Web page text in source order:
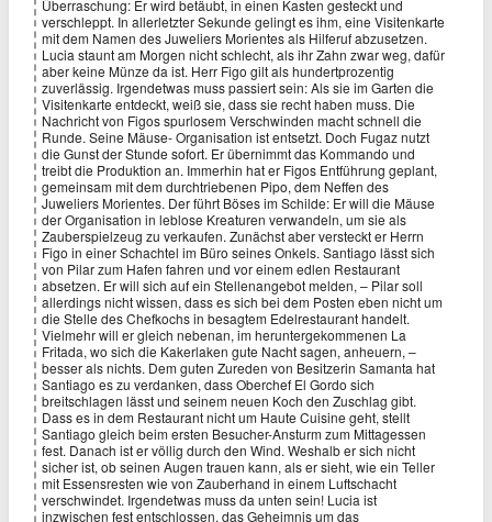
Überraschung: Er wird betäubt, in einen Kasten gesteckt und
verschleppt. In allerletzter Sekunde gelingt es ihm, eine Visitenkarte
mit dem Namen des Juweliers Morientes als Hilferuf abzusetzen.
Lucia staunt am Morgen nicht schlecht, als ihr Zahn zwar weg, dafür
aber keine Münze da ist. Herr Figo gilt als hundertprozentig
zuverlässig. Irgendetwas muss passiert sein: Als sie im Garten die
Visitenkarte entdeckt, weiß sie, dass sie recht haben muss. Die
Nachricht von Figos spurlosem Verschwinden macht schnell die
Runde. Seine Mäuse- Organisation ist entsetzt. Doch Fugaz nutzt
die Gunst der Stunde sofort. Er übernimmt das Kommando und
treibt die Produktion an. Immerhin hat er Figos Entführung geplant,
gemeinsam mit dem durchtriebenen Pipo, dem Neffen des
Juweliers Morientes. Der führt Böses im Schilde: Er will die Mäuse
der Organisation in leblose Kreaturen verwandeln, um sie als
Zauberspielzeug zu verkaufen. Zunächst aber versteckt er Herrn
Figo in einer Schachtel im Büro seines Onkels. Santiago lässt sich
von Pilar zum Hafen fahren und vor einem edlen Restaurant
absetzen. Er will sich auf ein Stellenangebot melden, – Pilar soll
allerdings nicht wissen, dass es sich bei dem Posten eben nicht um
die Stelle des Chefkochs in besagtem Edelrestaurant handelt.
Vielmehr will er gleich nebenan, im heruntergekommenen La
Fritada, wo sich die Kakerlaken gute Nacht sagen, anheuern, –
besser als nichts. Dem guten Zureden von Besitzerin Samanta hat
Santiago es zu verdanken, dass Oberchef El Gordo sich
breitschlagen lässt und seinem neuen Koch den Zuschlag gibt.
Dass es in dem Restaurant nicht um Haute Cuisine geht, stellt
Santiago gleich beim ersten Besucher-Ansturm zum Mittagessen
fest. Danach ist er völlig durch den Wind. Weshalb er sich nicht
sicher ist, ob seinen Augen trauen kann, als er sieht, wie ein Teller
mit Essensresten wie von Zauberhand in einem Luftschacht
verschwindet. Irgendetwas muss da unten sein! Lucia ist
inzwischen fest entschlossen, das Geheimnis um das